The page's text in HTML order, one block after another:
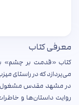
معرفی کتاب
کتاب «قدمت بر چشم»
می‌پردازد که در راستای
در مشهد مقدس مشغول به
روایت داستان‌ها و